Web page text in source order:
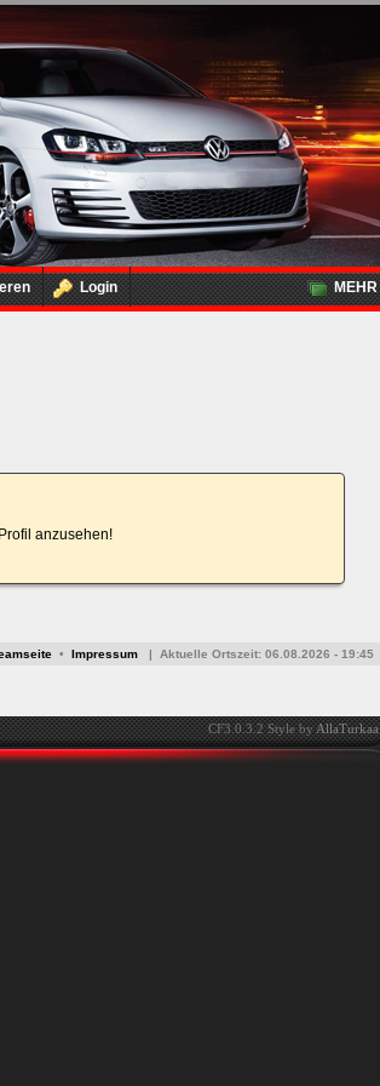
Login MEHR
anzusehen!
• Impressum | Aktuelle Ortszeit: 06.08.2026 - 19:45
CF3.0.3.2 Style byAllaTurkaa